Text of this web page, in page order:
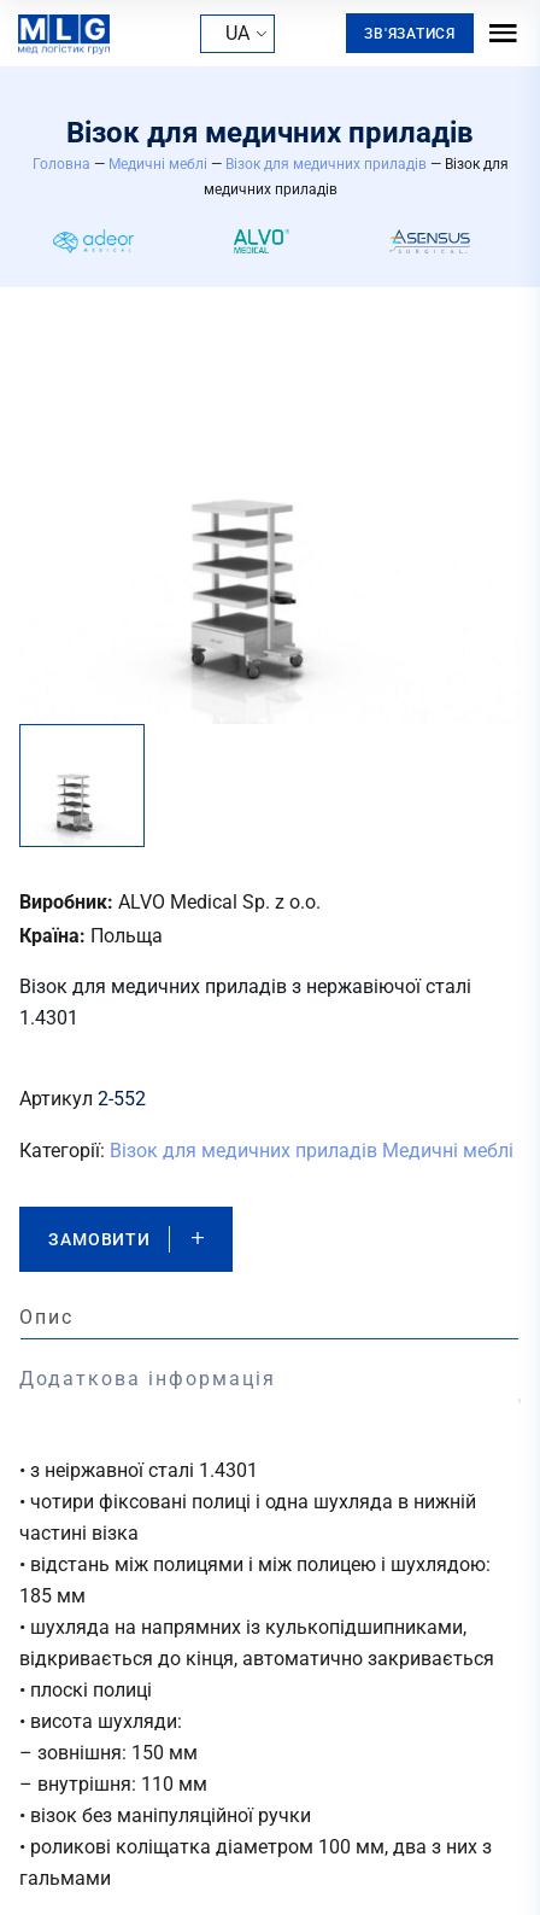
UA ЗВ'ЯЗАТИСЯ
Візок для медичних приладів
Головна — Медичні меблі — Візок для медичних приладів — Візок для
медичних приладів
Виробник: ALVO Medical Sp. z o.o.
Країна: Польща
Візок для медичних приладів з нержавіючої сталі
1.4301
Артикул 2-552
Категорії: Візок для медичних приладів Медичні меблі
ЗАМОВИТИ
Опис
Додаткова інформація
• з неіржавної сталі 1.4301
• чотири фіксовані полиці і одна шухляда в нижній
частині візка
• відстань між полицями і між полицею і шухлядою:
185 мм
• шухляда на напрямних із кулькопідшипниками,
відкривається до кінця, автоматично закривається
• плоскі полиці
• висота шухляди:
– зовнішня: 150 мм
– внутрішня: 110 мм
• візок без маніпуляційної ручки
• роликові коліщатка діаметром 100 мм, два з них з
гальмами